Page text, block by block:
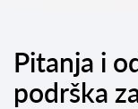
Pitanja i
podrška